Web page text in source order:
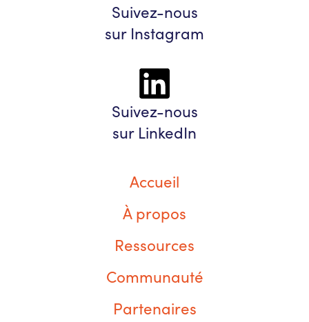
Suivez-nous
sur Instagram
Suivez-nous
sur LinkedIn
Accueil
À propos
Ressources
Communauté
Partenaires